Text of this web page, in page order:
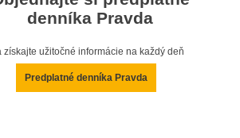
denníka Pravda
získajte užitočné informácie na každý deň
Predplatné denníka Pravda